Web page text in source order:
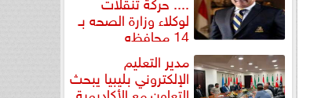
لوكلاء وزارة الصحه بـ
14 محافظه
مدير التعليم
الإلكتروني بليبيا يبحث
التعاون مع الأكاديمية